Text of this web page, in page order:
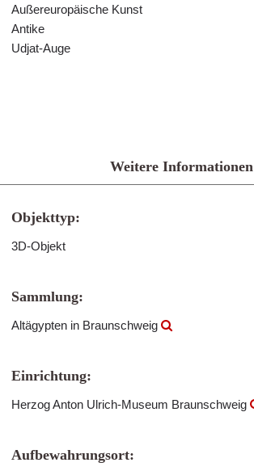
Außereuropäische Kunst
Antike
Udjat-Auge
Weitere Informationen
Objekttyp:
3D-Objekt
Sammlung:
Altägypten in Braunschweig
Einrichtung:
Herzog Anton Ulrich-Museum Braunschweig
Aufbewahrungsort: